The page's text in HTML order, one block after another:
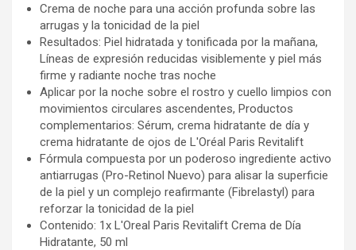
Crema de noche para una acción profunda sobre las
arrugas y la tonicidad de la piel
Resultados: Piel hidratada y tonificada por la mañana,
Líneas de expresión reducidas visiblemente y piel más
firme y radiante noche tras noche
Aplicar por la noche sobre el rostro y cuello limpios con
movimientos circulares ascendentes, Productos
complementarios: Sérum, crema hidratante de día y
crema hidratante de ojos de L'Oréal Paris Revitalift
Fórmula compuesta por un poderoso ingrediente activo
antiarrugas (Pro-Retinol Nuevo) para alisar la superficie
de la piel y un complejo reafirmante (Fibrelastyl) para
reforzar la tonicidad de la piel
Contenido: 1x L'Oreal Paris Revitalift Crema de Día
Hidratante, 50 ml